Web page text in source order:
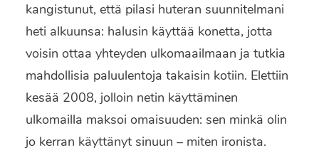
kangistunut, että pilasi huteran suunnitelmani
heti alkuunsa: halusin käyttää konetta, jotta
voisin ottaa yhteyden ulkomaailmaan ja tutkia
mahdollisia paluulentoja takaisin kotiin. Elettiin
kesää 2008, jolloin netin käyttäminen
ulkomailla maksoi omaisuuden: sen minkä olin
jo kerran käyttänyt sinuun – miten ironista.